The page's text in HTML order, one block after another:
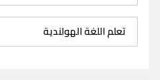
تعلم اللغة الهولندية